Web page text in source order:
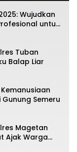
Wujudkan
untuk
Tuban
Balap Liar
Semeru
Magetan
Ajak Warga